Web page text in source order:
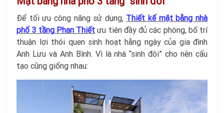
Để tối ưu công năng sử dụng, Thiết kế mặt bằng nhà
phố 3 tầng Phan Thiết ưu tiên đầy đủ các phòng, bố trí
thuận lợi thói quen sinh hoạt hằng ngày của gia đình
Anh Lưu và Anh Bình. Vì là nhà “sinh đôi” cho nên cấu
tạo cũng giống nhau: